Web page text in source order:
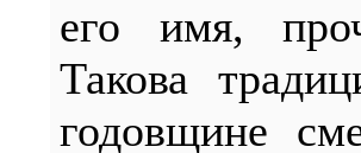
его имя,
Такова
годовщине